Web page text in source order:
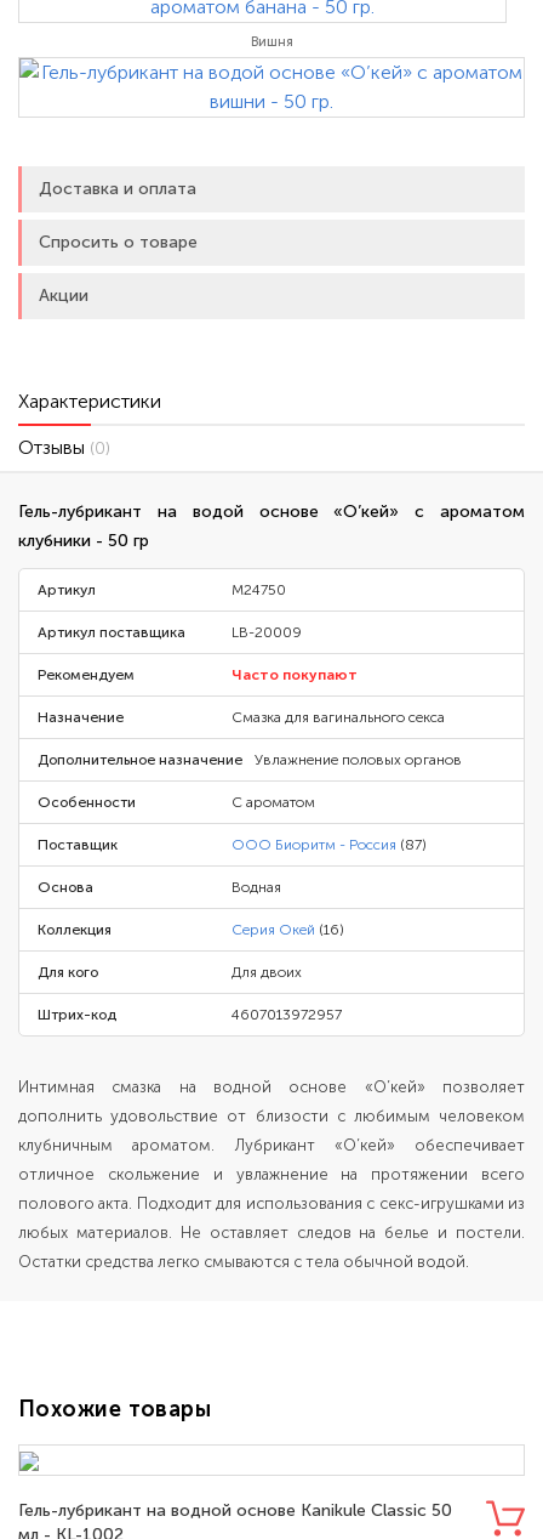
Вишня
Доставка и оплата
Спросить о товаре
Акции
Характеристики
Отзывы (0)
Гель-лубрикант на водой основе «О’кей» с ароматом
клубники - 50 гр
Артикул M24750
Артикул поставщика LB-20009
Рекомендуем Часто покупают
Назначение Смазка для вагинального секса
Дополнительное назначение Увлажнение половых органов
Особенности С ароматом
Поставщик ООО Биоритм - Россия (87)
Основа Водная
Коллекция Серия Окей (16)
Для кого Для двоих
Штрих-код 4607013972957
Интимная смазка на водной основе «О’кей» позволяет
дополнить удовольствие от близости с любимым человеком
клубничным ароматом. Лубрикант «О’кей» обеспечивает
отличное скольжение и увлажнение на протяжении всего
полового акта. Подходит для использования с секс-игрушками из
любых материалов. Не оставляет следов на белье и постели.
Остатки средства легко смываются с тела обычной водой.
Похожие товары
Гель-лубрикант на водной основе Kanikule Classic 50
мл - KL-1002